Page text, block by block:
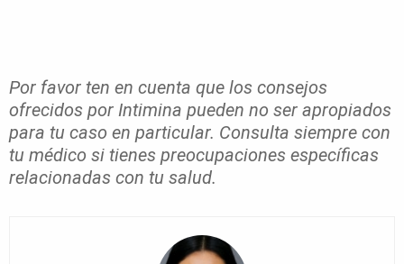
Por favor ten en cuenta que los consejos
ofrecidos por Intimina pueden no ser apropiados
para tu caso en particular. Consulta siempre con
tu médico si tienes preocupaciones específicas
relacionadas con tu salud.